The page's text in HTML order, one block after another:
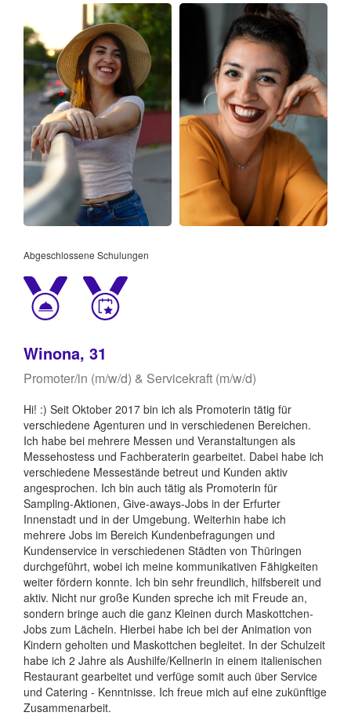
Abgeschlossene Schulungen
Winona, 31
Promoter/in (m/w/d) & Servicekraft (m/w/d)
Hi! :) Seit Oktober 2017 bin ich als Promoterin tätig für
verschiedene Agenturen und in verschiedenen Bereichen.
Ich habe bei mehrere Messen und Veranstaltungen als
Messehostess und Fachberaterin gearbeitet. Dabei habe ich
verschiedene Messestände betreut und Kunden aktiv
angesprochen. Ich bin auch tätig als Promoterin für
Sampling-Aktionen, Give-aways-Jobs in der Erfurter
Innenstadt und in der Umgebung. Weiterhin habe ich
mehrere Jobs im Bereich Kundenbefragungen und
Kundenservice in verschiedenen Städten von Thüringen
durchgeführt, wobei ich meine kommunikativen Fähigkeiten
weiter fördern konnte. Ich bin sehr freundlich, hilfsbereit und
aktiv. Nicht nur große Kunden spreche ich mit Freude an,
sondern bringe auch die ganz Kleinen durch Maskottchen-
Jobs zum Lächeln. Hierbei habe ich bei der Animation von
Kindern geholten und Maskottchen begleitet. In der Schulzeit
habe ich 2 Jahre als Aushilfe/Kellnerin in einem italienischen
Restaurant gearbeitet und verfüge somit auch über Service
und Catering - Kenntnisse. Ich freue mich auf eine zukünftige
Zusammenarbeit.